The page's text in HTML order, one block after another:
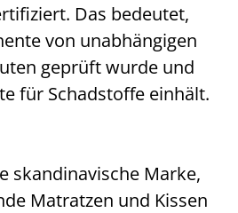
Das bedeutet,
von unabhängigen
geprüft wurde und
für Schadstoffe einhält.
skandinavische Marke,
Matratzen und Kissen